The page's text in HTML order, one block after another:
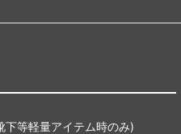
下等軽量アイテム時のみ)